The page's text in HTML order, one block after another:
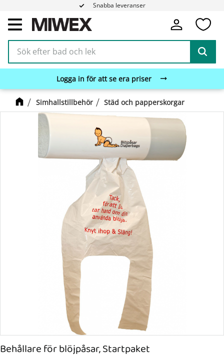
Meny
Snabba leveranser
Logga in för att se era priser
Simhallstillbehör Städ och papperskorgar
Behållare för blöjpåsar, Startpaket